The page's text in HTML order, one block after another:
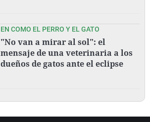
EN COMO EL PERRO Y EL GATO
"No van a mirar al sol": el
mensaje de una veterinaria a los
dueños de gatos ante el eclipse